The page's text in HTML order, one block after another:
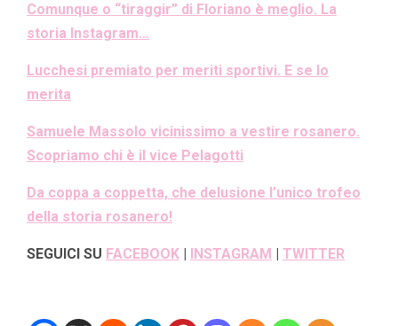
Comunque o “tiraggir” di Floriano è meglio. La
storia Instagram…
Lucchesi premiato per meriti sportivi. E se lo
merita
Samuele Massolo vicinissimo a vestire rosanero.
Scopriamo chi è il vice Pelagotti
Da coppa a coppetta, che delusione l’unico trofeo
della storia rosanero!
SEGUICI SU FACEBOOK INSTAGRAM TWITTER